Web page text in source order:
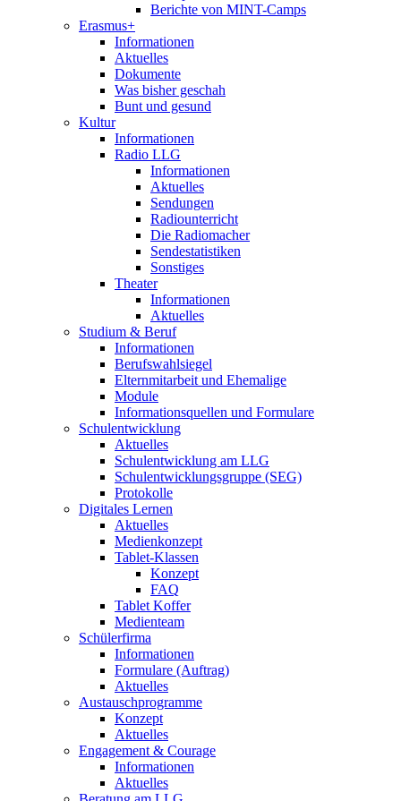
Berichte von MINT-Camps
Erasmus+
Informationen
Aktuelles
Dokumente
Was bisher geschah
Bunt und gesund
Kultur
Informationen
Radio LLG
Informationen
Aktuelles
Sendungen
Radiounterricht
Die Radiomacher
Sendestatistiken
Sonstiges
Theater
Informationen
Aktuelles
Studium & Beruf
Informationen
Berufswahlsiegel
Elternmitarbeit und Ehemalige
Module
Informationsquellen und Formulare
Schulentwicklung
Aktuelles
Schulentwicklung am LLG
Schulentwicklungsgruppe (SEG)
Protokolle
Digitales Lernen
Aktuelles
Medienkonzept
Tablet-Klassen
Konzept
FAQ
Tablet Koffer
Medienteam
Schülerfirma
Informationen
Formulare (Auftrag)
Aktuelles
Austauschprogramme
Konzept
Aktuelles
Engagement & Courage
Informationen
Aktuelles